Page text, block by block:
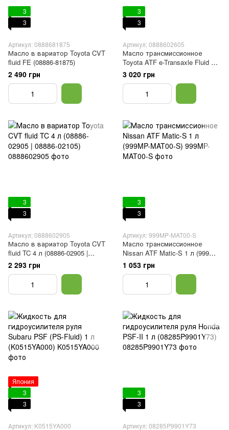
3
3
Артикул: 0888681875
Масло в вариатор Toyota CVT
fluid FE (08886-81875)
2 490 грн
3
3
Артикул: 0888602605
Масло трансмиссионное
Toyota ATF e-Transaxle Fluid TE
4 л (08886 - 02605)
3 020 грн
3
3
Артикул: 0888602905
Масло в вариатор Toyota CVT
fluid TC 4 л (08886-02905 |
08886-02105)
2 293 грн
3
3
Артикул: 999MP-MAT00-S
Масло трансмиссионное
Nissan ATF Matic-S 1 л (999MP-
MAT00-S)
1 053 грн
Япония
3
3
Артикул: K0515YA000
3
3
Артикул: 08285P9901Y73